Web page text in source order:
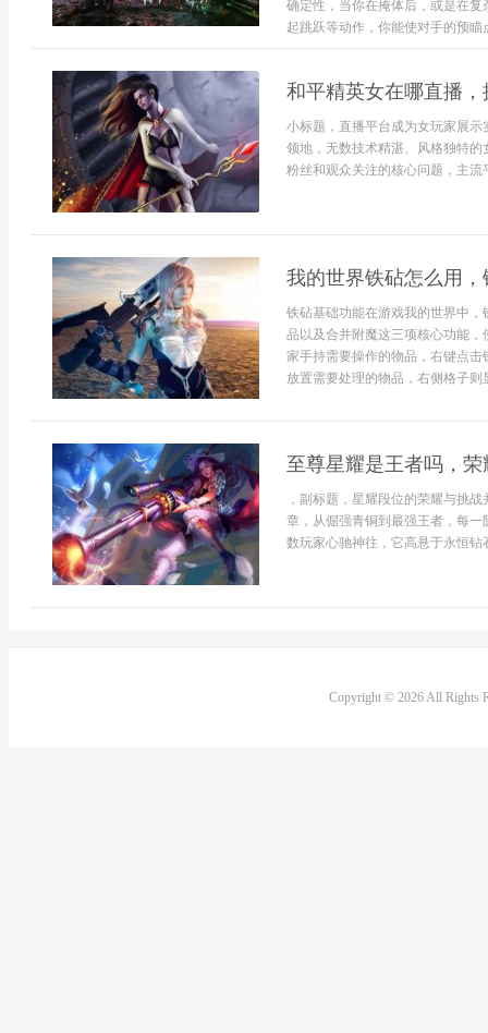
确定性，当你在掩体后，或是在
起跳跃等动作，你能使对手的预瞄
和平精英女在哪直播
小标题，直播平台成为女玩家展
领地，无数技术精湛、风格独特
粉丝和观众关注的核心问题，主
我的世界铁砧怎么用
铁砧基础功能在游戏我的世界中
品以及合并附魔这三项核心功能
家手持需要操作的物品，右键点
放置需要处理的物品，右侧格子则
至尊星耀是王者吗，
，副标题，星耀段位的荣耀与挑
章，从倔强青铜到最强王者，每
数玩家心驰神往，它高悬于永恒
Copyright © 2026 All Rights